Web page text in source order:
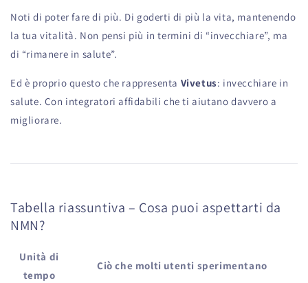
Noti di poter fare di più. Di goderti di più la vita, mantenendo
la tua vitalità. Non pensi più in termini di “invecchiare”, ma
di “rimanere in salute”.
Ed è proprio questo che rappresenta Vivetus: invecchiare in
salute. Con integratori affidabili che ti aiutano davvero a
migliorare.
Tabella riassuntiva – Cosa puoi aspettarti da
NMN?
Unità di
tempo
Ciò che molti utenti sperimentano